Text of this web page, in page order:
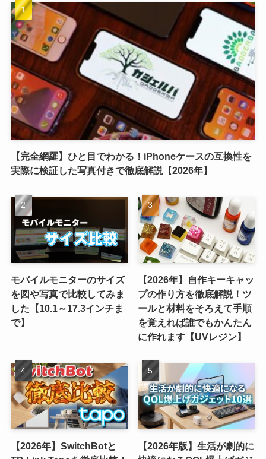
【完全網羅】ひと目でわかる！iPhoneケースの互換性を
実際に検証した写真付きで徹底解説【2026年】
モバイルモニターのサイズ
を図や写真で比較してみま
した【10.1～17.3インチま
で】
【2026年】自作キーキャッ
プの作り方を徹底解説！ツ
ールと材料をそろえて手順
を覚えれば誰でもかんたん
に作れます【UVレジン】
【2026年】SwitchBotと
【2026年版】生活が劇的に